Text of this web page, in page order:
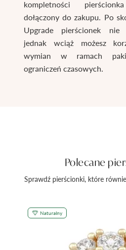
kompletności
dołączony do zakupu. Po
Upgrade pierścionek nie
jednak wciąż możesz
wymian w ramach
ograniczeń czasowych.
Polecane
Sprawdź pierścionki, które
Naturalny